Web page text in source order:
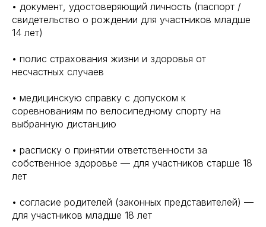
• документ, удостоверяющий личность (паспорт /
свидетельство о рождении для участников младше
14 лет)
• полис страхования жизни и здоровья от
несчастных случаев
• медицинскую справку с допуском к
соревнованиям по велосипедному спорту на
выбранную дистанцию
• расписку о принятии ответственности за
собственное здоровье — для участников старше 18
лет
• согласие родителей (законных представителей) —
для участников младше 18 лет